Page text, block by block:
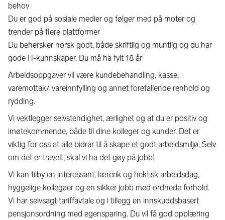
behov
Du er god på sosiale medier og følger med på moter og
trender på flere plattformer
Du behersker norsk godt, både skriftlig og muntlig og du har
gode IT-kunnskaper. Du må ha fylt 18 år
Arbeidsoppgaver vil være kundebehandling, kasse,
varemottak/ vareinnfylling og annet forefallende renhold og
rydding.
Vi vektlegger selvstendighet, ærlighet og at du er positiv og
imøtekommende, både til dine kolleger og kunder. Det er
viktig for oss at alle bidrar til å skape et godt arbeidsmiljø. Selv
om det er travelt, skal vi ha det gøy på jobb!
Vi kan tilby en interessant, lærerik og hektisk arbeidsdag,
hyggelige kollegaer og en sikker jobb med ordnede forhold.
Vi har selvsagt tariffavtale og i tillegg en innskuddsbasert
pensjonsordning med egensparing. Du vil få god opplæring